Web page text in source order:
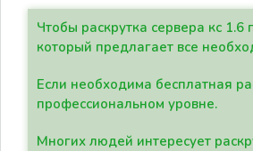
Чтобы раскрутка сервера кс
который предлагает все
Если необходима бесплатная
профессиональном уровне.
Многих людей интересует